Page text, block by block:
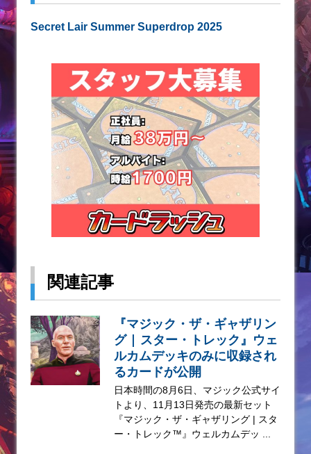
Secret Lair Summer Superdrop 2025
関連記事
『マジック・ザ・ギャザリン
グ | スター・トレック』ウェ
ルカムデッキのみに収録され
るカードが公開
日本時間の8月6日、マジック公式サイ
トより、11月13日発売の最新セット
『マジック・ザ・ギャザリング | スタ
ー・トレック™』ウェルカムデッ ...